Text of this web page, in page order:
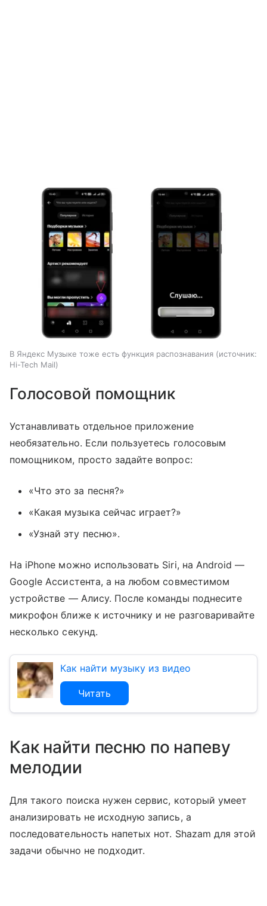
В Яндекс Музыке тоже есть функция распознавания
источник:
Hi-Tech Mail
Голосовой помощник
Устанавливать отдельное приложение
необязательно. Если пользуетесь голосовым
помощником, просто задайте вопрос:
«Что это за песня?»
«Какая музыка сейчас играет?»
«Узнай эту песню».
На iPhone можно использовать Siri, на Android —
Google Ассистента, а на любом совместимом
устройстве — Алису. После команды поднесите
микрофон ближе к источнику и не разговаривайте
несколько секунд.
Как найти музыку из видео
Читать
Как найти песню по напеву
мелодии
Для такого поиска нужен сервис, который умеет
анализировать не исходную запись, а
последовательность напетых нот. Shazam для этой
задачи обычно не подходит.